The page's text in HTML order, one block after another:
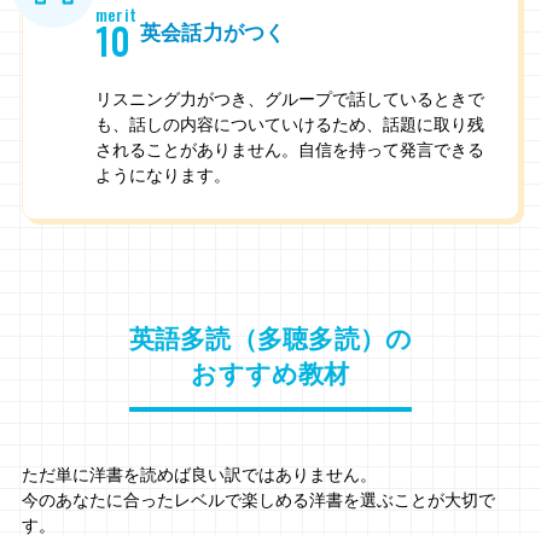
merit
10 英会話力がつく
リスニング力がつき、グループで話しているときで
も、話しの内容についていけるため、話題に取り残
されることがありません。自信を持って発言できる
ようになります。
英語多読⁩（多聴多読）の
おすすめ教材
ただ単に洋書を読めば良い訳ではありません。
今のあなたに合ったレベルで楽しめる洋書を選ぶことが大切で
す。